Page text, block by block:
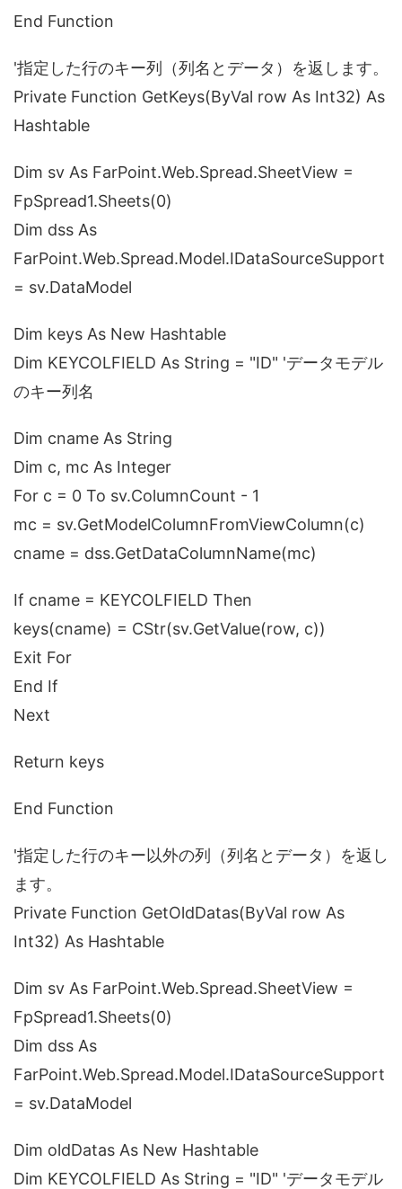
End Function
'指定した行のキー列（列名とデータ）を返します。
Private Function GetKeys(ByVal row As Int32) As
Hashtable
Dim sv As FarPoint.Web.Spread.SheetView =
FpSpread1.Sheets(0)
Dim dss As
FarPoint.Web.Spread.Model.IDataSourceSupport
= sv.DataModel
Dim keys As New Hashtable
Dim KEYCOLFIELD As String = "ID" 'データモデル
のキー列名
Dim cname As String
Dim c, mc As Integer
For c = 0 To sv.ColumnCount - 1
mc = sv.GetModelColumnFromViewColumn(c)
cname = dss.GetDataColumnName(mc)
If cname = KEYCOLFIELD Then
keys(cname) = CStr(sv.GetValue(row, c))
Exit For
End If
Next
Return keys
End Function
'指定した行のキー以外の列（列名とデータ）を返し
ます。
Private Function GetOldDatas(ByVal row As
Int32) As Hashtable
Dim sv As FarPoint.Web.Spread.SheetView =
FpSpread1.Sheets(0)
Dim dss As
FarPoint.Web.Spread.Model.IDataSourceSupport
= sv.DataModel
Dim oldDatas As New Hashtable
Dim KEYCOLFIELD As String = "ID" 'データモデル